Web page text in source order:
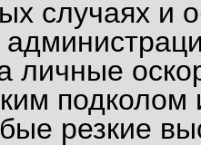
случаях и
личные
резкие